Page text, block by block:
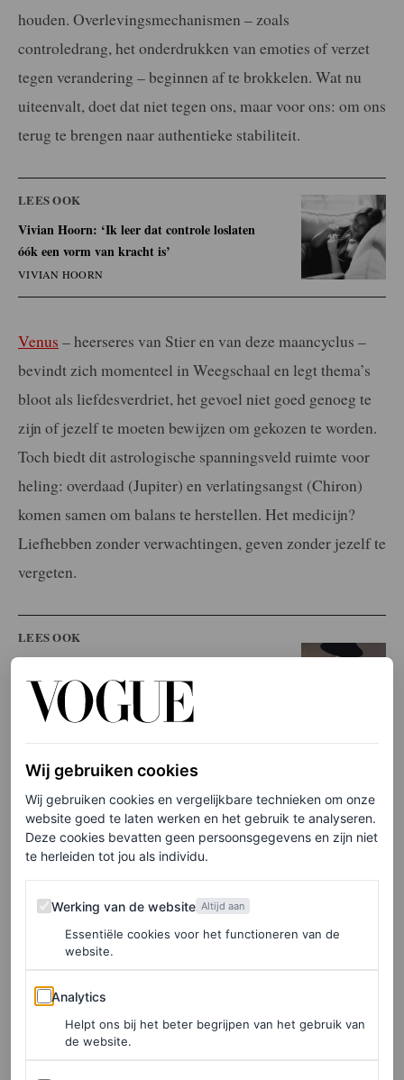
houden. Overlevingsmechanismen – zoals
controledrang, het onderdrukken van emoties of verzet
tegen verandering – beginnen af te brokkelen. Wat nu
uiteenvalt, doet dat niet tegen ons, maar voor ons: om ons
terug te brengen naar authentieke stabiliteit.
LEES OOK
Vivian Hoorn: ‘Ik leer dat controle loslaten
óók een vorm van kracht is’
VIVIAN HOORN
Venus – heerseres van Stier en van deze maancyclus –
bevindt zich momenteel in Weegschaal en legt thema’s
bloot als liefdesverdriet, het gevoel niet goed genoeg te
zijn of jezelf te moeten bewijzen om gekozen te worden.
Toch biedt dit astrologische spanningsveld ruimte voor
heling: overdaad (Jupiter) en verlatingsangst (Chiron)
komen samen om balans te herstellen. Het medicijn?
Liefhebben zonder verwachtingen, geven zonder jezelf te
vergeten.
LEES OOK
aan om vandaag nog met deze activiteit te
beginnen
Ondertussen staan Mercurius en Mars in Boogschutter
pal tegenover Uranus in Tweelingen. Dat betekent:
waarheden komen aan het licht, woorden worden
uitgesproken, en oude overtuigingen worden door elkaar
geschud. Uranus, de planeet van bewustwording,
herinnert ons eraan dat groei niet plaatsvindt in de
comfortzone.
Vrede en rust belichamen
Wij gebruiken cookies
Wij gebruiken cookies en vergelijkbare technieken om onze
website goed te laten werken en het gebruik te analyseren.
Deze cookies bevatten geen persoonsgegevens en zijn niet
te herleiden tot jou als individu.
Werking van de website
Werking van de website Altijd aan
Essentiële cookies voor het functioneren van de
website.
Analytics
Analytics
Helpt ons bij het beter begrijpen van het gebruik van
de website.